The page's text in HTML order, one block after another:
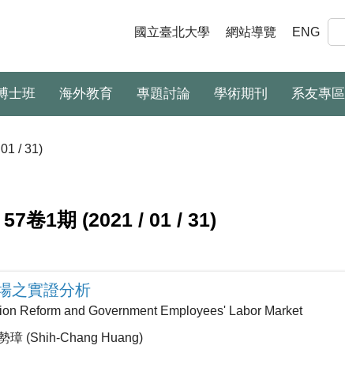
國立臺北大學 網站導覽 ENG
士班 海外教育 專題討論 學術期刊 系友專區
/ 31)
57卷1期 (2021 / 01 / 31)
之實證分析
Reform and Government Employees' Labor Market
璋 (Shih-Chang Huang)